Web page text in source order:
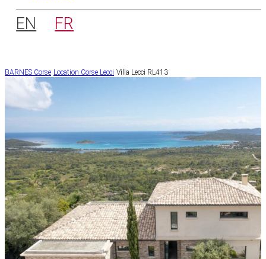
EN FR
BARNES Corse Location Corse Lecci Villa Lecci RL413